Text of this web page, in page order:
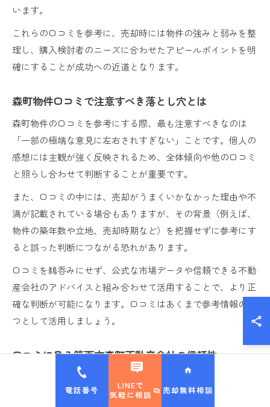
います。
これらの口コミを参考に、売却時には物件の強みと弱みを整
理し、購入検討者のニーズに合わせたアピールポイントを明
確にすることが成功への近道となります。
森町物件口コミで注意すべき落とし穴とは
森町物件の口コミを参考にする際、最も注意すべきなのは
「一部の極端な意見に左右されすぎない」ことです。個人の
感想には主観が強く反映されるため、全体傾向や他の口コミ
と照らし合わせて判断することが重要です。
また、口コミの中には、売却がうまくいかなかった理由や不
満が記載されている場合もありますが、その背景（例えば、
物件の築年数や立地、売却時期など）を把握せずに参考にす
ると誤った判断につながる恐れがあります。
口コミを鵜呑みにせず、公式な市場データや信頼できる不動
産会社のアドバイスと組み合わせて活用することで、より正
確な判断が可能になります。口コミはあくまで参考情報の一
つとして活用しましょう。
口コミに見る箕面市森町不動産会社の信頼性
口コミから見えてくる箕面市森町の不動産会社の信頼性は、
「地域事情への精通度」と「提案力」が大きなポイントで
電話番号
LINEで
気軽に相談
売却無料相談